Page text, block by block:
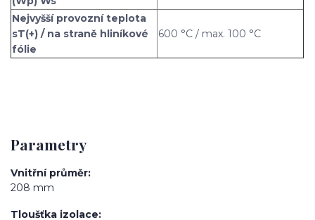
Nejvyšší provozní teplota
sT(+) / na straně hliníkové
fólie
600 °C / max. 100 °C
Parametry
Vnitřní průměr
208 mm
Tloušťka izolace